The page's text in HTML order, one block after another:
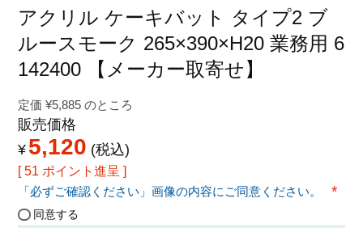
アクリル ケーキバット タイプ2 ブ
ルースモーク 265×390×H20 業務用 6
142400 【メーカー取寄せ】
定価 ¥5,885 のところ
販売価格
¥ 5,120 税込
51 ポイント進呈 ]
「必ずご確認ください」画像の内容にご同意ください。
同意する